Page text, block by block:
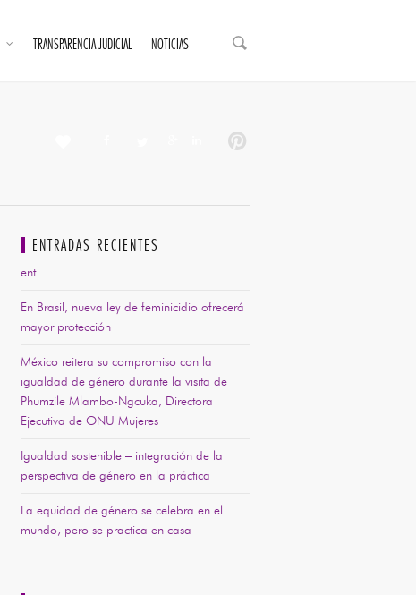
TRANSPARENCIA JUDICIAL NOTICIAS
ENTRADAS RECIENTES
ent
En Brasil, nueva ley de feminicidio ofrecerá
mayor protección
México reitera su compromiso con la
igualdad de género durante la visita de
Phumzile Mlambo-Ngcuka, Directora
Ejecutiva de ONU Mujeres
Igualdad sostenible – integración de la
perspectiva de género en la práctica
La equidad de género se celebra en el
mundo, pero se practica en casa